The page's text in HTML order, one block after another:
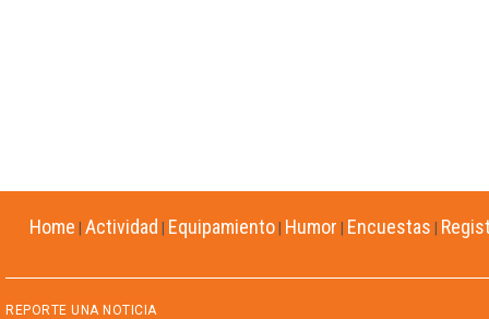
Home Actividad Equipamiento Humor Encuestas
REPORTE UNA NOTICIA